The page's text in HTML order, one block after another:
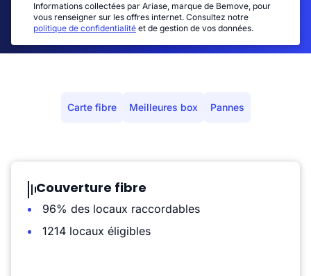
Informations collectées par Ariase, marque de Bemove, pour
vous renseigner sur les offres internet. Consultez notre
politique de confidentialité et de gestion de vos données.
Carte fibre Meilleures box Pannes
Couverture fibre
96% des locaux raccordables
1214 locaux éligibles